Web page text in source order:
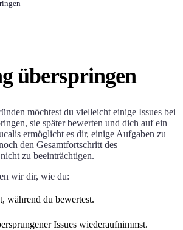
überspringen
möchtest du vielleicht einige Issues bei
sie später bewerten und dich auf ein
ermöglicht es dir, einige Aufgaben zu
den Gesamtfortschritt des
zu beeinträchtigen.
wir dir, wie du:
während du bewertest.
Issues wiederaufnimmst.